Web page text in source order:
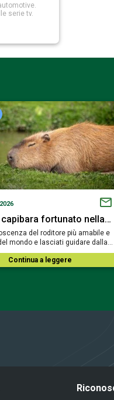
serie tv.
fortunato nella…
del roditore più amabile e
mondo e lasciati guidare dalla…
Continua a leggere